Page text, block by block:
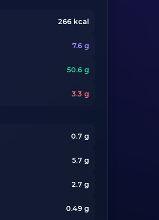
266 kcal
7.6 g
50.6 g
3.3 g
0.7 g
5.7 g
2.7 g
0.49 g